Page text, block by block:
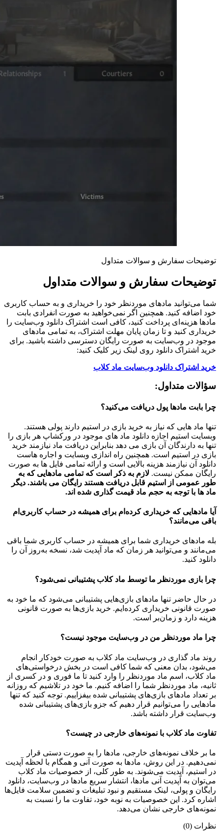
توضیحات سفارش و سوالات متداول
توضیحات سفارش و سوالات متداول
شما می‌توانید مادهای موردنظر خود را خریداری و به حساب کاربری
خود اضافه کنید. همچنین اگر نمی‌خواهید به صورت انفرادی بابت
مادها هزینه‌ای پرداخت کنید، کافی است اشتراک دانلود وب‌سایت را
خریداری کنید و تا زمان پایان مهلت اشتراک، به تمامی مادهای
موجود در وب‌سایت به صورت رایگان دسترسی داشته باشید. برای
خرید اشتراک دانلود روی لینک زیر کلیک کنید:
خرید اشتراک دانلود وب‌سایت ماد کلاب
سؤالات متداول:
چرا بابت مادها پول دریافت می‌کنید؟
تنها ماد هایی که نیاز به خرید بازی در استیم دارند پولی هستند.
وبسایت استیم اجازه دانلود ماد های موجود در ورکشاپ هر بازی را
تنها به دارندگان آن بازی می دهد بنابراین دریافت ماد نیازمند خرید
بازی در استیم است. همچنین راه اندازی وبسایت و اجاره هاست
دانلود آن نیازمند هزینه بالایی است و ارائه تمامی فایل ها به صورت
رایگان ممکن نیست. لازم به ذکر است که تمامی مادهایی که به
طور عمومی از استیم قابل دریافت هستند رایگان می باشند. دیگر
ماد ها با توجه به حجم ماد قیمت گذاری شده اند.
آیا مادهایی که خریداری کرده‌ام برای همیشه در حساب‌ کاربری‌ام
باقی می‌مانند؟
بله مادهای خریداری شما برای همیشه در حساب کاربری شما باقی
می‌مانند و می‌توانید هر زمان که ماد آپدیت شد، نسخه به‌روز آن را
دانلود کنید.
چرا بازی موردنظر ما توسط ماد کلاب پشتیبانی نمی‌شود؟
در حال حاضر تنها مادهای بازی‌هایی پشتیبانی می‌شود که ما خود به
صورت قانونی خریداری کرده‌ایم. خرید بازی‌ها به صورت قانونی
هزینه دارد و زمان‌بر است.
چرا ماد موردنظر من در وب‌سایت موجود نیست؟
روند ماد گذاری در وب‌سایت ماد کلاب به صورت خودکار انجام
می‌شود، بدان معنی که شما کافی است در بخش درخواستی‌های
ماد کلاب، اسم ماد موردنظر را وارد کنید تا ما فوری و در کسری از
ثانیه، ماد موردنظر شما را اضافه کنیم. ما خود در تلاشیم که روزانه
بر تعداد مادهای بازی‌های پشتیبانی شده بیفزاییم. توجه کنید که تنها
مادهایی را می‌توانیم قرار دهیم که جزو بازی‌های پشتیبانی شده
وب‌سایت قرار داشته باشد.
تفاوت ماد کلاب با نمونه‌های خارجی در چیست؟
ما بر خلاف نمونه‌های خارجی، مادها را به صورت دستی قرار
نمی‌دهیم. در این روش، مادها به صورت آنی و همگام با لحظه آپدیت
در استیم، آپدیت می‌شوند. به طور کلی، از خصوصیات ماد کلاب
می‌‌توان به آپدیت آنی مادها، انتشار سریع مادها در وب‌سایت، دانلود
رایگان و پولی، لینک مستقیم و نبود تبلیغات و تضمین سلامت فایل‌ها
اشاره کرد. این خصوصیات به نوبه خود، تفاوت ما را نسبت به
نمونه‌های خارجی نشان می‌دهد.
نظرات (0)